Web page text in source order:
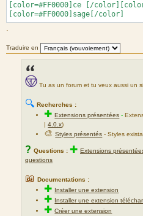
[color=#FF0000]ce [/
[color=#FF0000]sage[/color]
.
Traduire en
Tu as un forum et tu veux aussi un
🔍 Recherches :
✚Extensions présentées -
|4.0.x)
🎨Styles présentés - Styles
? Questions : ✚ Extensions
questions
📖 Documentations :
✚ Installer une extension
✚ Installer une extension
✚Créer une extension